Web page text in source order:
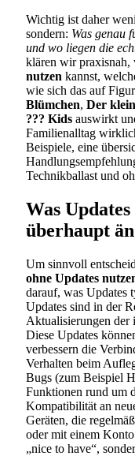
Wichtig ist daher
sondern: Was genau
und wo liegen die
klären wir praxisnah,
nutzen kannst,
wie sich das auf
Blümchen, Der
??? Kids auswirkt
Familienalltag
Beispiele, eine
Technikballast und
Was
überhaupt
Um sinnvoll
ohne Updates
darauf, was Updates
Updates sind in der
Aktualisierungen der
Diese Updates
verbessern die
Verhalten beim
Bugs (zum Beispiel
Funktionen rund um
Kompatibilität an
Geräten, die
oder mit einem
„nice to have“,